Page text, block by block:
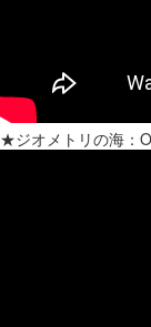
★ジオメトリの海：